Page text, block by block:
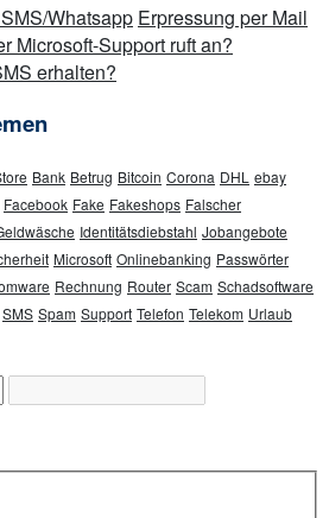
Whatsapp Erpressung per Mail
Microsoft-Support ruft an?
erhalten?
Bank Betrug Bitcoin Corona DHL ebay
Facebook Fake Fakeshops Falscher
Identitätsdiebstahl Jobangebote
Microsoft Onlinebanking Passwörter
Rechnung Router Scam Schadsoftware
SMS Spam Support Telefon Telekom Urlaub